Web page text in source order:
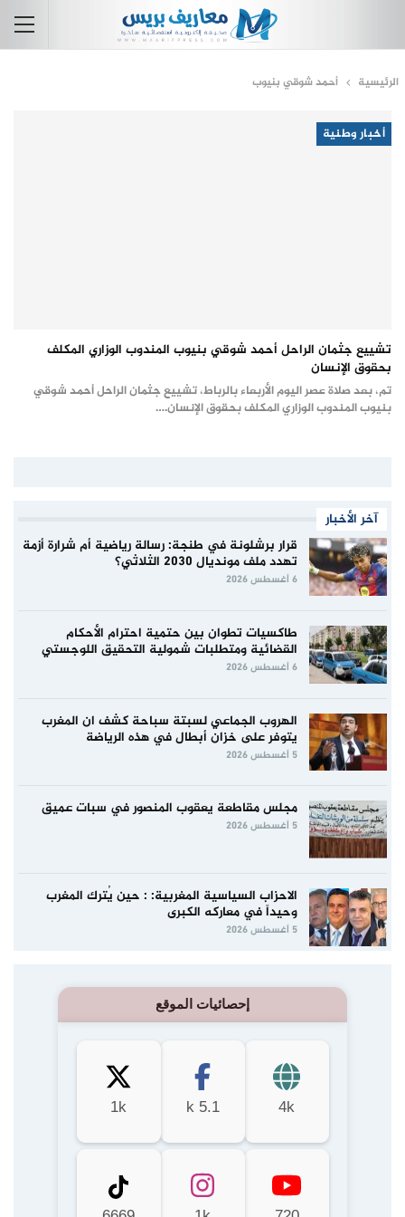
الرئيسية أحمد شوقي بنيوب
أخبار وطنية
تشييع جثمان الراحل أحمد شوقي بنيوب المندوب الوزاري المكلف
بحقوق الإنسان
تم، بعد صلاة عصر اليوم الأربعاء بالرباط، تشييع جثمان الراحل أحمد شوقي
بنيوب المندوب الوزاري المكلف بحقوق الإنسان.…
آخر الأخبار
قرار برشلونة في طنجة: رسالة رياضية أم شرارة أزمة
تهدد ملف مونديال 2030 الثلاثي؟
6 أغسطس 2026
طاكسيات تطوان بين حتمية احترام الأحكام
القضائية ومتطلبات شمولية التحقيق اللوجستي
6 أغسطس 2026
الهروب الجماعي لسبتة سباحة كشف ان المغرب
يتوفر على خزان أبطال في هذه الرياضة
5 أغسطس 2026
مجلس مقاطعة يعقوب المنصور في سبات عميق
5 أغسطس 2026
الاحزاب السياسية المغربية: : حين يُترك المغرب
وحيداً في معاركه الكبرى
5 أغسطس 2026
إحصائيات الموقع
4k
5.1 k
1k